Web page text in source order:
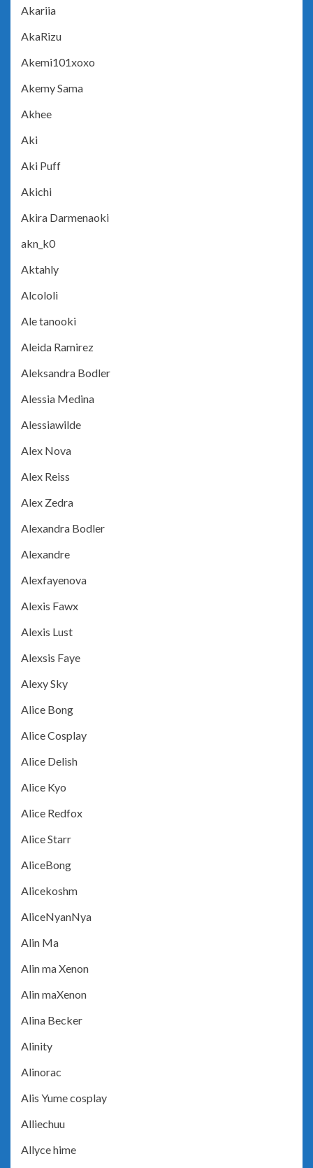
Akariia
AkaRizu
Akemi101xoxo
Akemy Sama
Akhee
Aki
Aki Puff
Akichi
Akira Darmenaoki
akn_k0
Aktahly
Alcololi
Ale tanooki
Aleida Ramirez
Aleksandra Bodler
Alessia Medina
Alessiawilde
Alex Nova
Alex Reiss
Alex Zedra
Alexandra Bodler
Alexandre
Alexfayenova
Alexis Fawx
Alexis Lust
Alexsis Faye
Alexy Sky
Alice Bong
Alice Cosplay
Alice Delish
Alice Kyo
Alice Redfox
Alice Starr
AliceBong
Alicekoshm
AliceNyanNya
Alin Ma
Alin ma Xenon
Alin maXenon
Alina Becker
Alinity
Alinorac
Alis Yume cosplay
Alliechuu
Allyce hime